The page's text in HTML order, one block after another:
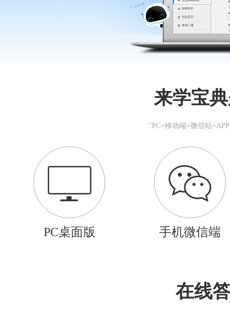
来学宝
"PC+移动端+微信站
PC桌面版 手机微信端
在线